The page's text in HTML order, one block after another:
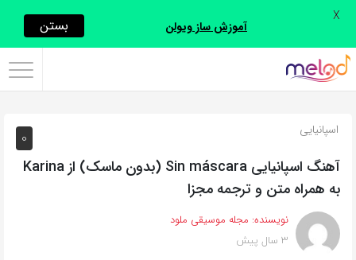
اشتراک
با
روش‌های
زیر
این
صفحه
0 اسپانیایی
آهنگ اسپانیایی Sin máscara (بدون ماسک) از Karina
به همراه متن و ترجمه مجزا
نویسنده: مجله موسیقی ملود
3 سال پیش
آموزش ساز ویولن بستن X